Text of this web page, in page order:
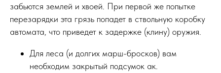
забьются землей и хвоей. При первой же попытке
перезарядки эта грязь попадет в ствольную коробку
автомата, что приведет к задержке (клину) оружия.
Для леса (и долгих марш-бросков) вам
необходим закрытый подсумок ак.